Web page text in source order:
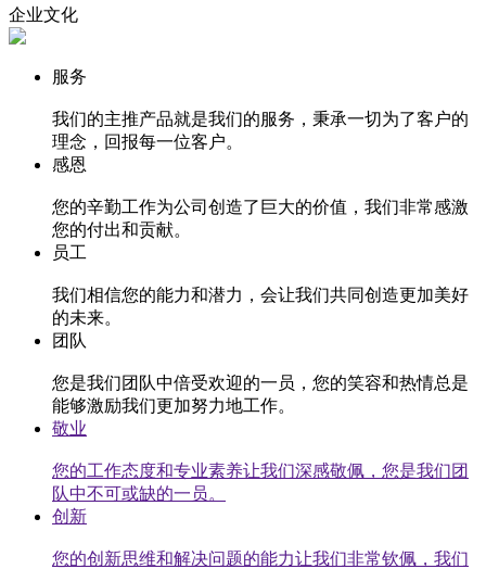
企业文化
服务
我们的主推产品就是我们的服务，秉承一切为了客户的
理念，回报每一位客户。
感恩
您的辛勤工作为公司创造了巨大的价值，我们非常感激
您的付出和贡献。
员工
我们相信您的能力和潜力，会让我们共同创造更加美好
的未来。
团队
您是我们团队中倍受欢迎的一员，您的笑容和热情总是
能够激励我们更加努力地工作。
敬业
您的工作态度和专业素养让我们深感敬佩，您是我们团
队中不可或缺的一员。
创新
您的创新思维和解决问题的能力让我们非常钦佩，我们